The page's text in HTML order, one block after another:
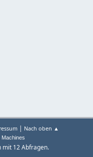
| Nach oben ▲
Machines
mit 12 Abfragen.